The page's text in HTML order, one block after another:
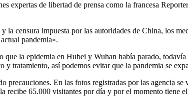
expertas de libertad de prensa como la francesa
censura impuesta por las autoridades de China, los
pandemia».
la epidemia en Hubei y Wuhan había parado,
y tratamiento, así podemos evitar que la pandemia se
precauciones. En las fotos registradas por las agencia
recibe 65.000 visitantes por día y por el momento tiene